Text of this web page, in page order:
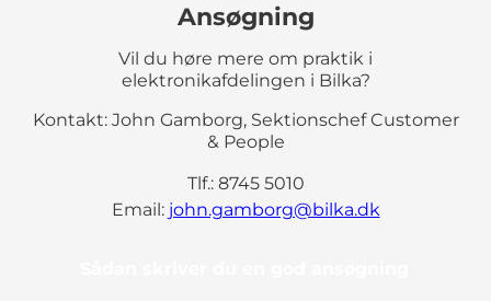
Ansøgning
Vil du høre mere om praktik i
elektronikafdelingen i Bilka?
Kontakt: John Gamborg, Sektionschef Customer
& People
Tlf.: 8745 5010
Email: john.gamborg@bilka.dk